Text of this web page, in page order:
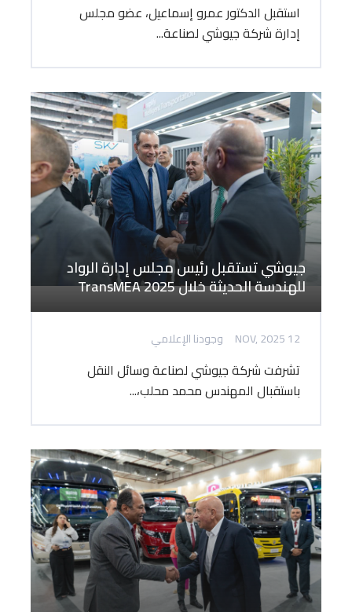
استقبل الدكتور عمرو إسماعيل، عضو مجلس
إدارة شركة جيوشي لصناعة...
جيوشي تستقبل رئيس مجلس إدارة الرواد
للهندسة الحديثة خلال TransMEA 2025
12 NOV, 2025 وجودنا الإعلامي
تشرفت شركة جيوشي لصناعة وسائل النقل
باستقبال المهندس محمد محلب،...